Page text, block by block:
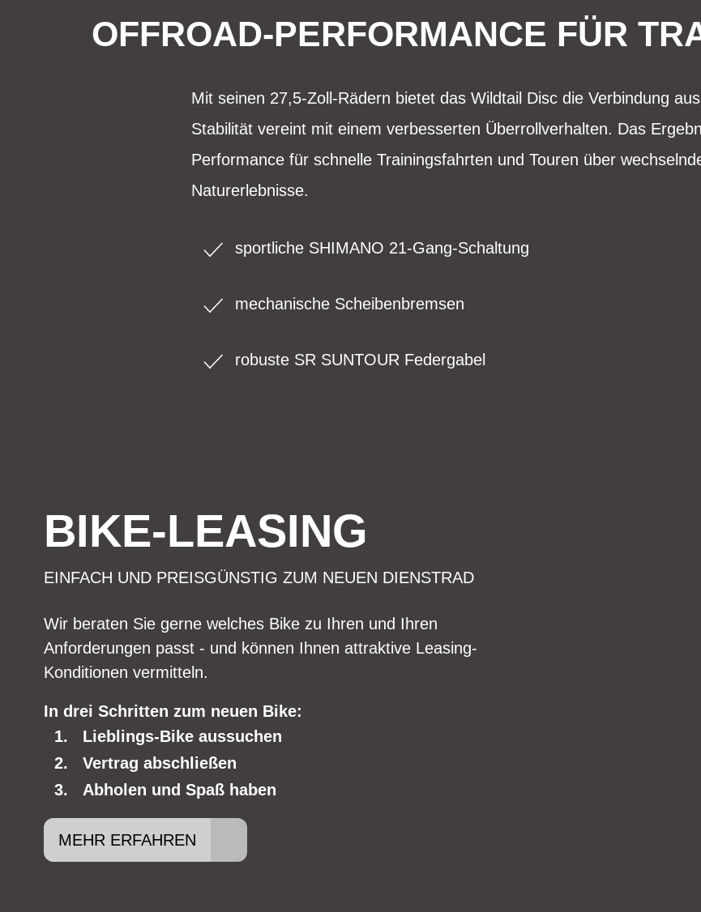
OFFROAD-PERFORMANCE FÜR
Mit seinen 27,5-Zoll-Rädern bietet das Wildtail Disc die Verbindung
Stabilität vereint mit einem verbesserten Überrollverhalten. Das
Performance für schnelle Trainingsfahrten und Touren über
Naturerlebnisse.
sportliche SHIMANO 21-Gang-Schaltung
mechanische Scheibenbremsen
robuste SR SUNTOUR Federgabel
BIKE-LEASING
EINFACH UND PREISGÜNSTIG ZUM NEUEN DIENSTRAD
Wir beraten Sie gerne welches Bike zu Ihren und Ihren
Anforderungen passt - und können Ihnen attraktive Leasing-
Konditionen vermitteln.
In drei Schritten zum neuen Bike:
Lieblings-Bike aussuchen
Vertrag abschließen
Abholen und Spaß haben
MEHR ERFAHREN